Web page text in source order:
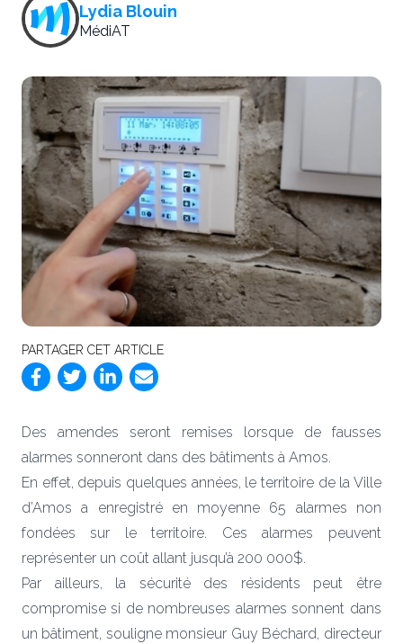
Lydia Blouin
MédiAT
PARTAGER CET ARTICLE
Des amendes seront remises lorsque de fausses
alarmes sonneront dans des bâtiments à Amos.
En effet, depuis quelques années, le territoire de la Ville
d’Amos a enregistré en moyenne 65 alarmes non
fondées sur le territoire. Ces alarmes peuvent
représenter un coût allant jusqu’à 200 000$.
Par ailleurs, la sécurité des résidents peut être
compromise si de nombreuses alarmes sonnent dans
un bâtiment, souligne monsieur Guy Béchard, directeur